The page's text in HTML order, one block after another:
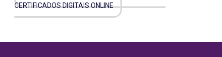
CERTIFICADOS DIGITAIS ONLINE